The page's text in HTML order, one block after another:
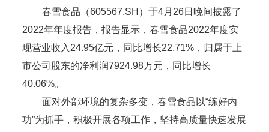
春雪食品（605567.SH）于4月26日晚间披露了
2022年年度报告，报告显示，春雪食品2022年度实
现营业收入24.95亿元，同比增长22.71%，归属于上
市公司股东的净利润7924.98万元，同比增长
40.06%。
面对外部环境的复杂多变，春雪食品以“练好内
功”为抓手，积极开展各项工作，坚持高质量快速发展